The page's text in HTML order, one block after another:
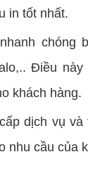
in tốt nhất.
chóng
Điều
khách hàng.
dịch vụ
nhu cầu của